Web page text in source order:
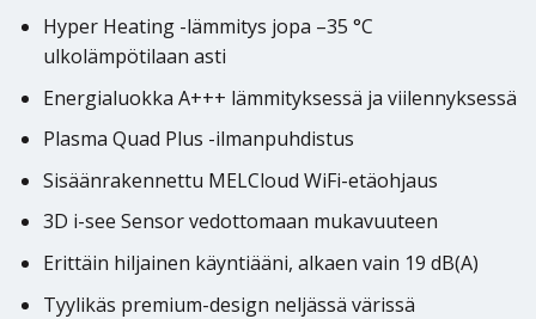
Hyper Heating -lämmitys jopa –35 °C
ulkolämpötilaan asti
Energialuokka A+++ lämmityksessä ja viilennyksessä
Plasma Quad Plus -ilmanpuhdistus
Sisäänrakennettu MELCloud WiFi-etäohjaus
3D i-see Sensor vedottomaan mukavuuteen
Erittäin hiljainen käyntiääni, alkaen vain 19 dB(A)
Tyylikäs premium-design neljässä värissä